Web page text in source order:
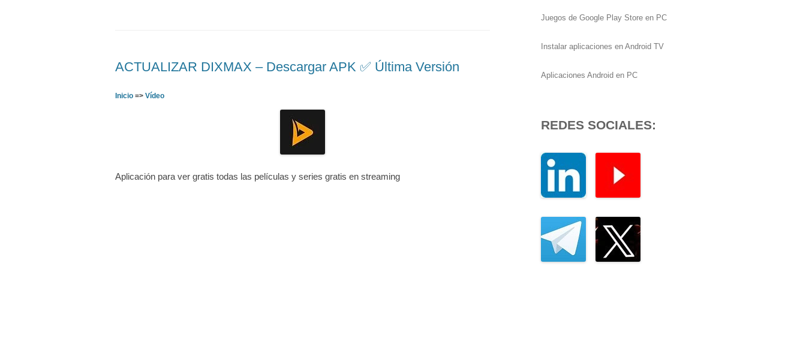
ACTUALIZAR DIXMAX – Descargar APK ✅️ Última Versión
Inicio => Vídeo
Aplicación para ver gratis todas las películas y series gratis en streaming
Juegos de Google Play Store en PC
Instalar aplicaciones en Android TV
Aplicaciones Android en PC
REDES SOCIALES: